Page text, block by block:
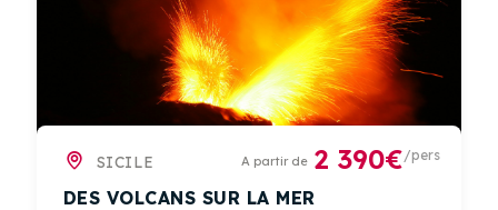
SICILE A partir de 2 390€/pers
DES VOLCANS SUR LA MER